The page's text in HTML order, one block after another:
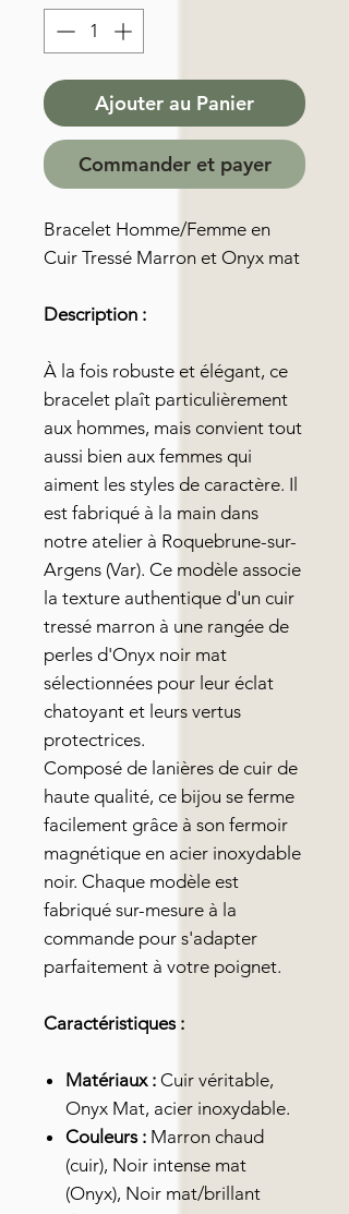
Ajouter au Panier
Commander et payer
Bracelet Homme/Femme en
Cuir Tressé Marron et Onyx mat
Description :
À la fois robuste et élégant, ce
bracelet plaît particulièrement
aux hommes, mais convient tout
aussi bien aux femmes qui
aiment les styles de caractère. Il
est fabriqué à la main dans
notre atelier à Roquebrune-sur-
Argens (Var). Ce modèle associe
la texture authentique d'un cuir
tressé marron à une rangée de
perles d'Onyx noir mat
sélectionnées pour leur éclat
chatoyant et leurs vertus
protectrices.
Composé de lanières de cuir de
haute qualité, ce bijou se ferme
facilement grâce à son fermoir
magnétique en acier inoxydable
noir. Chaque modèle est
fabriqué sur-mesure à la
commande pour s'adapter
parfaitement à votre poignet.
Caractéristiques :
Matériaux : Cuir véritable,
Onyx Mat, acier inoxydable.
Couleurs : Marron chaud
(cuir), Noir intense mat
(Onyx), Noir mat/brillant